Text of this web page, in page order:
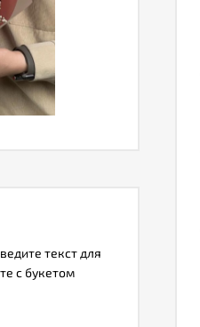
текст для
с букетом